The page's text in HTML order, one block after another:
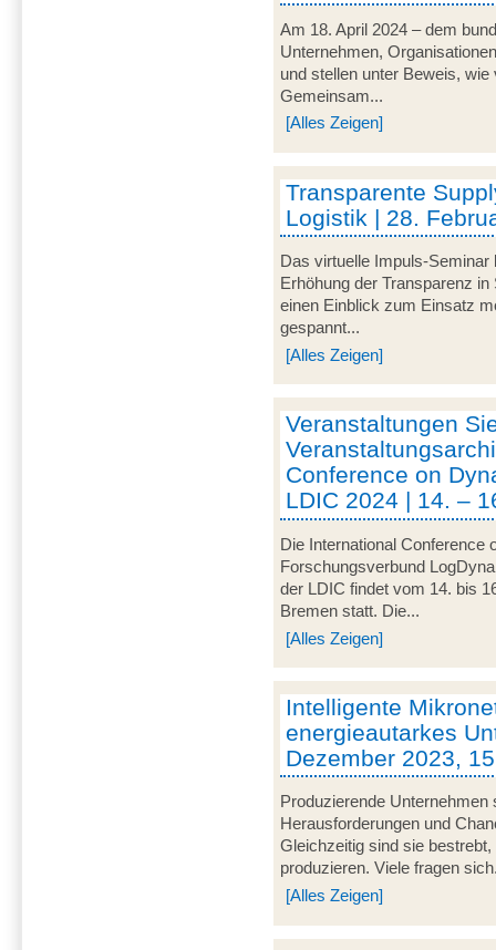
Am 18. April 2024 – dem
Unternehmen,
und stellen unter Beweis,
Gemeinsam...
[Alles Zeigen]
Transparente
Logistik | 28.
Das virtuelle Impuls-Seminar
Erhöhung der Transparenz
einen Einblick zum Einsatz
gespannt...
[Alles Zeigen]
Veranstaltungen
Conference on
LDIC 2024 | 14. –
Die International
Forschungsverbund
der LDIC findet vom 14. bis
Bremen statt. Die...
[Alles Zeigen]
Intelligente
energieautarkes
Dezember 2023,
Produzierende
Herausforderungen und
Gleichzeitig sind sie
produzieren. Viele fragen
[Alles Zeigen]